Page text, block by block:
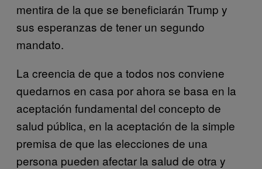
mentira de la que se beneficiarán Trump y
sus esperanzas de tener un segundo
mandato.
La creencia de que a todos nos conviene
quedarnos en casa por ahora se basa en la
aceptación fundamental del concepto de
salud pública, en la aceptación de la simple
premisa de que las elecciones de una
persona pueden afectar la salud de otra y